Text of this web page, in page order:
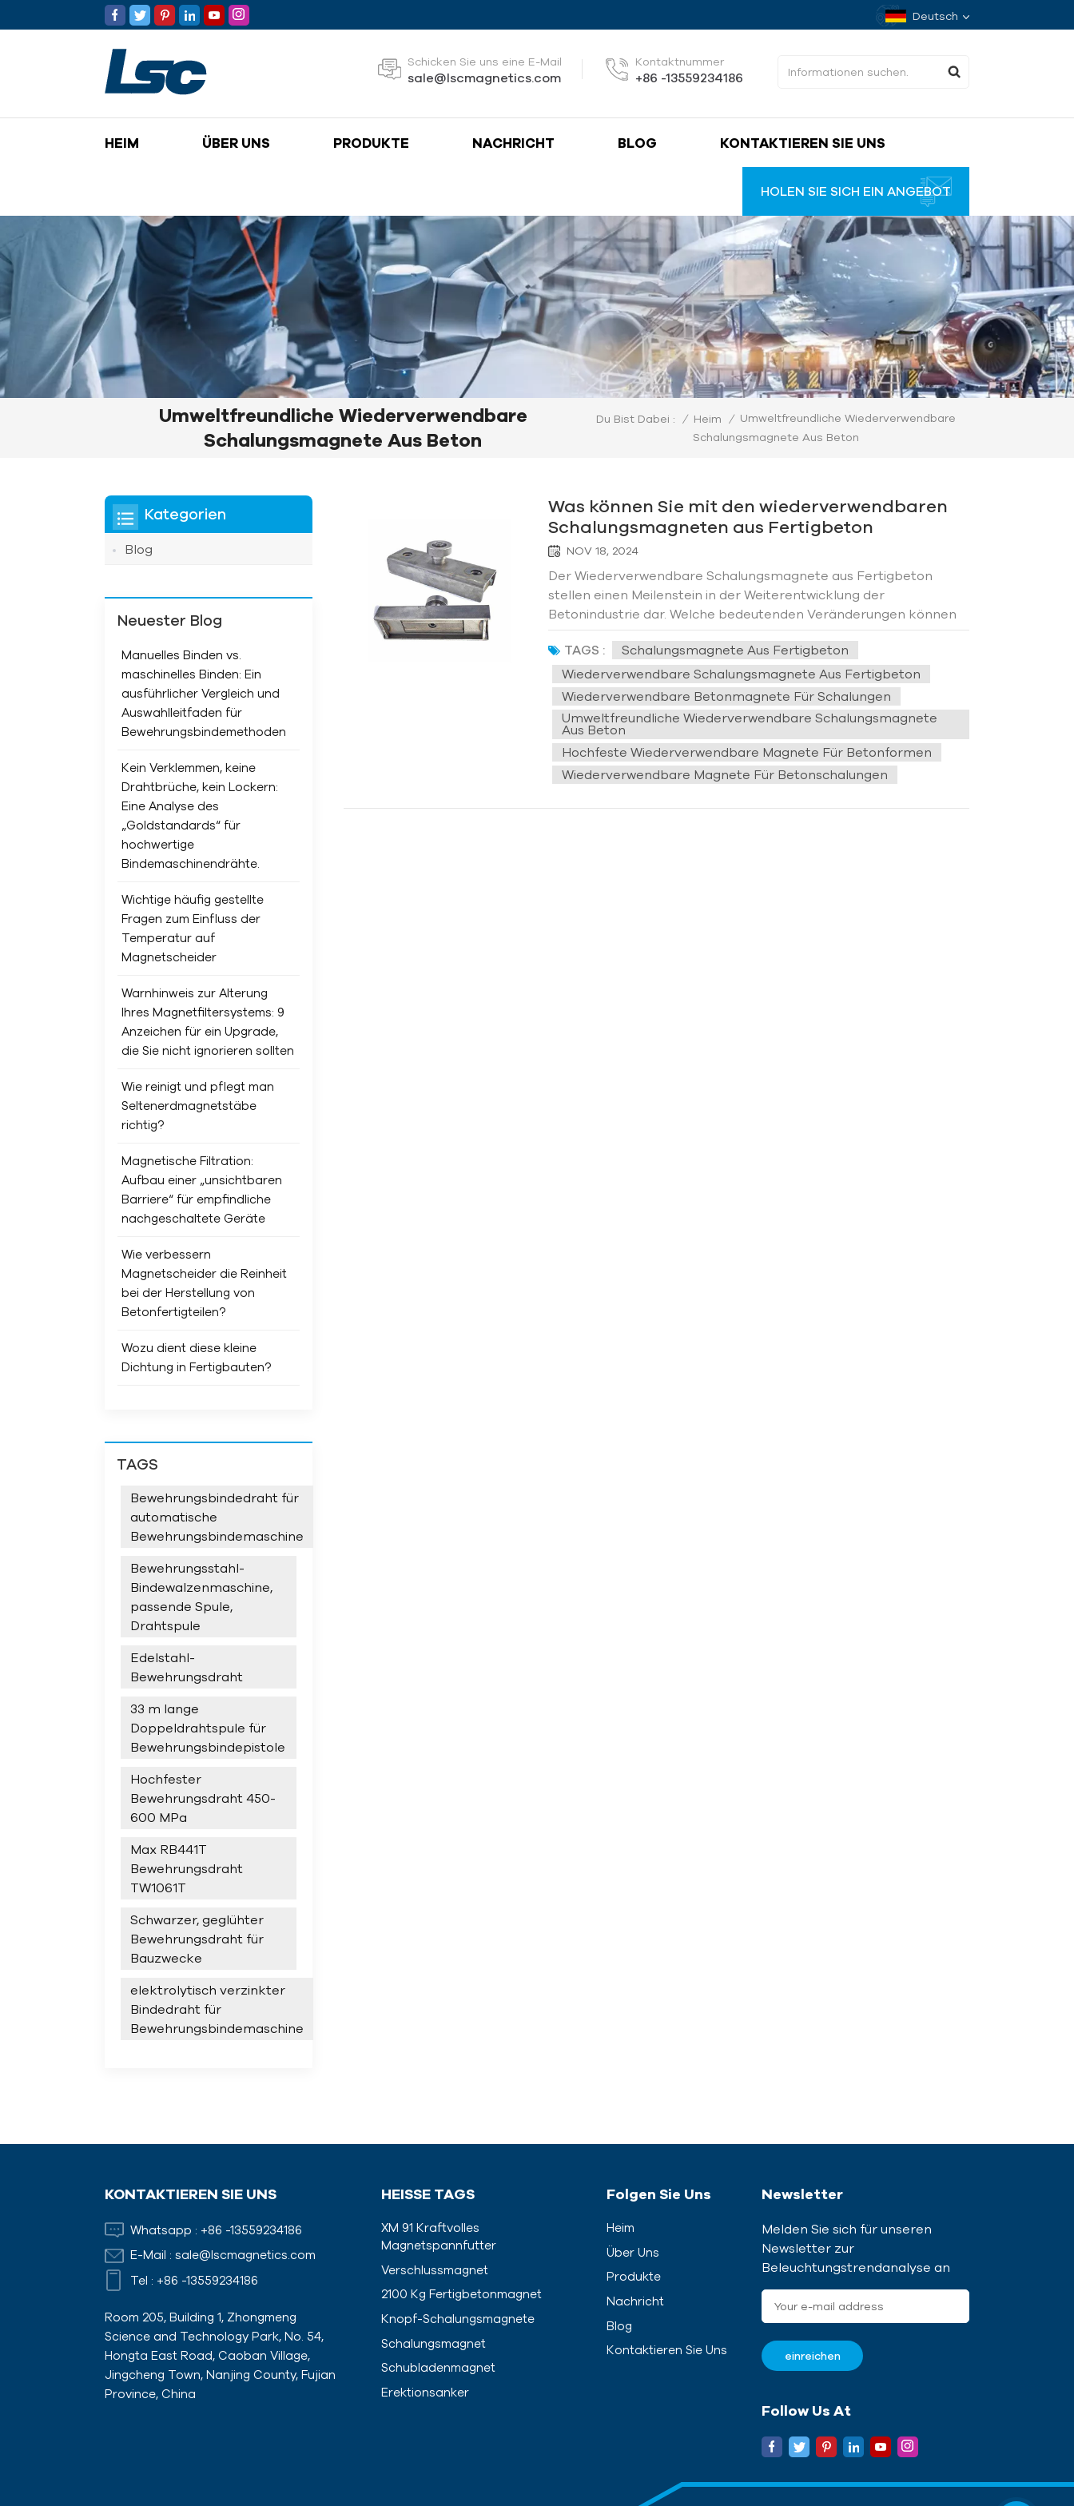
Deutsch
Schicken Sie uns eine E-Mail
sale@lscmagnetics.com
Kontaktnummer
+86 -13559234186
HEIM ÜBER UNS PRODUKTE NACHRICHT BLOG KONTAKTIEREN SIE UNS
HOLEN SIE SICH EIN ANGEBOT
Umweltfreundliche Wiederverwendbare
Schalungsmagnete Aus Beton
Du Bist Dabei : / Heim /
Umweltfreundliche Wiederverwendbare
Schalungsmagnete Aus Beton
Was können Sie mit den wiederverwendbaren
Schalungsmagneten aus Fertigbeton
erreichen?
NOV 18, 2024
Der Wiederverwendbare Schalungsmagnete aus Fertigbeton
stellen einen Meilenstein in der Weiterentwicklung der
Betonindustrie dar. Welche bedeutenden Veränderungen können
sie für Sie mit sich bringen, wenn ihre Verwendung in
Industriegebäuden immer häufiger vorkommt?1、Steigerung der
Baueffizienz u...
TAGS :
Schalungsmagnete Aus Fertigbeton
Wiederverwendbare Schalungsmagnete Aus Fertigbeton
Wiederverwendbare Betonmagnete Für Schalungen
Umweltfreundliche Wiederverwendbare Schalungsmagnete
Aus Beton
Hochfeste Wiederverwendbare Magnete Für Betonformen
Wiederverwendbare Magnete Für Betonschalungen
Kategorien
Blog
Neuester Blog
Manuelles Binden vs.
maschinelles Binden: Ein
ausführlicher Vergleich und
Auswahlleitfaden für
Bewehrungsbindemethoden
Kein Verklemmen, keine
Drahtbrüche, kein Lockern:
Eine Analyse des
„Goldstandards“ für
hochwertige
Bindemaschinendrähte.
Wichtige häufig gestellte
Fragen zum Einfluss der
Temperatur auf
Magnetscheider
Warnhinweis zur Alterung
Ihres Magnetfiltersystems: 9
Anzeichen für ein Upgrade,
die Sie nicht ignorieren sollten
Wie reinigt und pflegt man
Seltenerdmagnetstäbe
richtig?
Magnetische Filtration:
Aufbau einer „unsichtbaren
Barriere“ für empfindliche
nachgeschaltete Geräte
Wie verbessern
Magnetscheider die Reinheit
bei der Herstellung von
Betonfertigteilen?
Wozu dient diese kleine
Dichtung in Fertigbauten?
TAGS
Bewehrungsbindedraht für
automatische
Bewehrungsbindemaschine
Bewehrungsstahl-
Bindewalzenmaschine,
passende Spule,
Drahtspule
Edelstahl-
Bewehrungsdraht
33 m lange
Doppeldrahtspule für
Bewehrungsbindepistole
Hochfester
Bewehrungsdraht 450-
600 MPa
Max RB441T
Bewehrungsdraht
TW1061T
Schwarzer, geglühter
Bewehrungsdraht für
Bauzwecke
elektrolytisch verzinkter
Bindedraht für
Bewehrungsbindemaschine
KONTAKTIEREN SIE UNS
Whatsapp : +86 -13559234186
E-Mail : sale@lscmagnetics.com
Tel : +86 -13559234186
Room 205, Building 1, Zhongmeng
Science and Technology Park, No. 54,
Hongta East Road, Caoban Village,
Jingcheng Town, Nanjing County, Fujian
Province, China
HEISSE TAGS
XM 91 Kraftvolles
Magnetspannfutter
Verschlussmagnet
2100 Kg Fertigbetonmagnet
Knopf-Schalungsmagnete
Schalungsmagnet
Schubladenmagnet
Erektionsanker
Folgen Sie Uns
Heim
Über Uns
Produkte
Nachricht
Blog
Kontaktieren Sie Uns
Newsletter
Melden Sie sich für unseren
Newsletter zur
Beleuchtungstrendanalyse an
Follow Us At